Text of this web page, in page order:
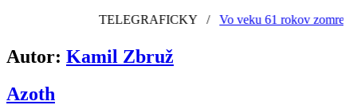
TELEGRAFICKY/ Vo veku 61 rokov zomrel
Autor: Kamil Zbruž
Azoth